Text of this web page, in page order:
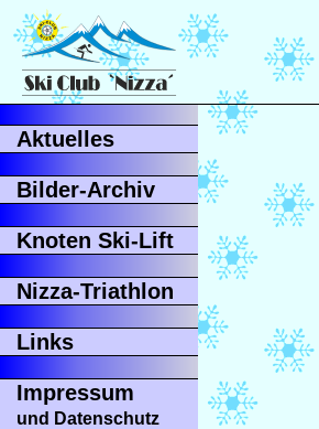
Aktuelles
Bilder-Archiv
Knoten Ski-Lift
Nizza-Triathlon
Links
Impressum
und Datenschutz